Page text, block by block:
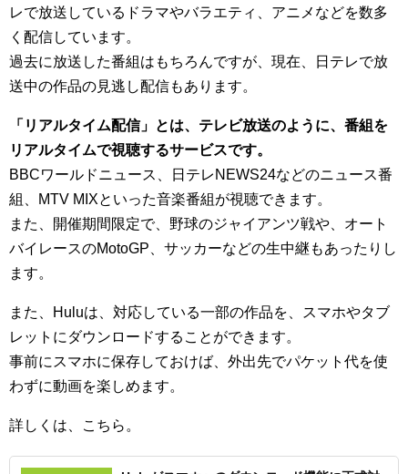
レで放送しているドラマやバラエティ、アニメなどを数多
く配信しています。
過去に放送した番組はもちろんですが、現在、日テレで放
送中の作品の見逃し配信もあります。
「リアルタイム配信」とは、テレビ放送のように、番組を
リアルタイムで視聴するサービスです。
BBCワールドニュース、日テレNEWS24などのニュース番
組、MTV MIXといった音楽番組が視聴できます。
また、開催期間限定で、野球のジャイアンツ戦や、オート
バイレースのMotoGP、サッカーなどの生中継もあったりし
ます。
また、Huluは、対応している一部の作品を、スマホやタブ
レットにダウンロードすることができます。
事前にスマホに保存しておけば、外出先でパケット代を使
わずに動画を楽しめます。
詳しくは、こちら。